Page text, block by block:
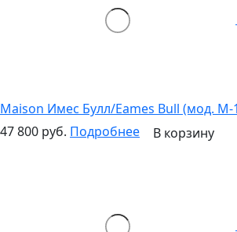
Maison Имес Булл/Eames Bull (мод. M-
47 800 руб. Подробнее В корзину